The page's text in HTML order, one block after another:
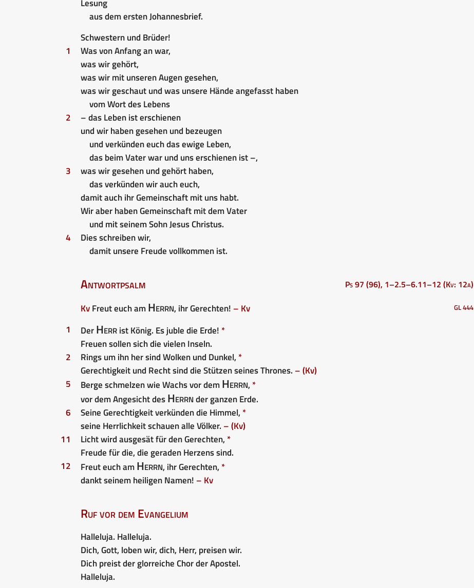
Lesung
aus dem ersten Johannesbrief.
Schwestern und Brüder!
1
Was von Anfang an war,
was wir gehört,
was wir mit unseren Augen gesehen,
was wir geschaut und was unsere Hände angefasst haben
vom Wort des Lebens
2
– das Leben ist erschienen
und wir haben gesehen und bezeugen
und verkünden euch das ewige Leben,
das beim Vater war und uns erschienen ist –,
3
was wir gesehen und gehört haben,
das verkünden wir auch euch,
damit auch ihr Gemeinschaft mit uns habt.
Wir aber haben Gemeinschaft mit dem Vater
und mit seinem Sohn Jesus Christus.
4
Dies schreiben wir,
damit unsere Freude vollkommen ist.
Antwortpsalm Ps 97 (96), 1–2.5–6.11–12 (Kv: 12a)
KvFreut euch amHerrn, ihr Gerechten! – Kv GL 444
1 DerHerrist König. Es juble die Erde! *
Freuen sollen sich die vielen Inseln.
2
Rings um ihn her sind Wolken und Dunkel, *
Gerechtigkeit und Recht sind die Stützen seines Thrones. – (Kv)
5
Berge schmelzen wie Wachs vor demHerrn, *
vor dem Angesicht desHerrnder ganzen Erde.
6
Seine Gerechtigkeit verkünden die Himmel, *
seine Herrlichkeit schauen alle Völker. – (Kv)
11
Licht wird ausgesät für den Gerechten, *
Freude für die, die geraden Herzens sind.
12
Freut euch amHerrn, ihr Gerechten, *
dankt seinem heiligen Namen! – Kv
Ruf vor dem Evangelium
Halleluja. Halleluja.
Dich, Gott, loben wir, dich, Herr, preisen wir.
Dich preist der glorreiche Chor der Apostel.
Halleluja.